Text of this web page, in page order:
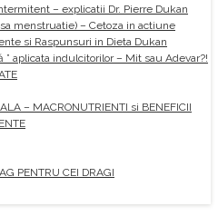
– explicatii Dr. Pierre Dukan
menstruatie) – Cetoza in actiune
si Raspunsuri in Dieta Dukan
” aplicata indulcitorilor – Mit sau Adevar?!
– MACRONUTRIENTI si BENEFICII
PENTRU CEI DRAGI